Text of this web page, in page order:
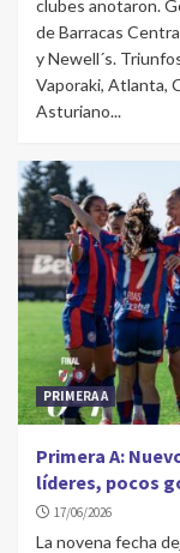
clubes anotaron.
de Barracas
y Newell´s.
Vaporaki, Atlanta,
Asturiano...
PRIMERA A
Primera A:
líderes, pocos
17/06/2026
La novena fecha